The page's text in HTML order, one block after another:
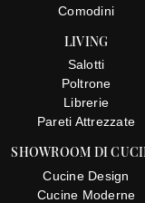
SHOWROOM DI
Cucine Design
Cucine Moderne
LIVING
Salotti
Poltrone
Librerie
Pareti Attrezzate
Comodini